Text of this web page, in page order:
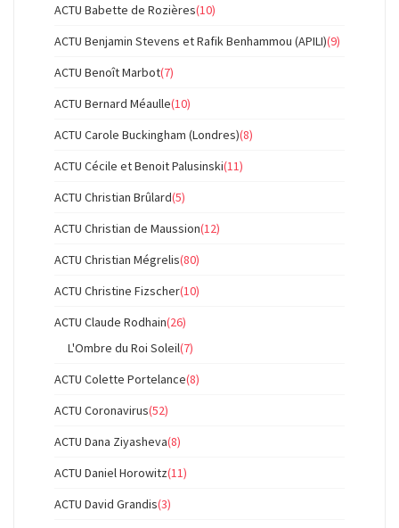
ACTU Babette de Rozières(10)
ACTU Benjamin Stevens et Rafik Benhammou (APILI)(9)
ACTU Benoît Marbot(7)
ACTU Bernard Méaulle(10)
ACTU Carole Buckingham (Londres)(8)
ACTU Cécile et Benoit Palusinski(11)
ACTU Christian Brûlard(5)
ACTU Christian de Maussion(12)
ACTU Christian Mégrelis(80)
ACTU Christine Fizscher(10)
ACTU Claude Rodhain(26)
L'Ombre du Roi Soleil(7)
ACTU Colette Portelance(8)
ACTU Coronavirus(52)
ACTU Dana Ziyasheva(8)
ACTU Daniel Horowitz(11)
ACTU David Grandis(3)